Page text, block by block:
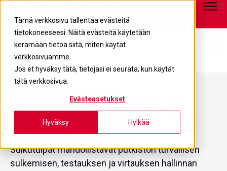
Tämä verkkosivu tallentaa evästeitä
tietokoneeseesi. Näitä evästeitä käytetään
kerämään tietoa siitä, miten käytät
verkkosivuamme.
Jos et hyväksy tätä, tietojasi ei seurata, kun käytät
tätä verkkosivua.
Evästeasetukset
Hyväksy Hylkää
05 680 7700
Sulkutulpatviemäri- ja
vesihuoltotöihin
Sulkutulpat mahdollistavat putkiston turvallisen
sulkemisen, testauksen ja virtauksen hallinnan